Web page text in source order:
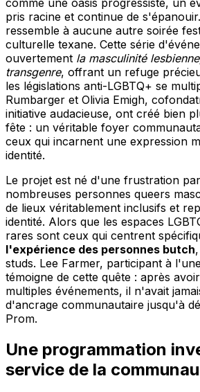
pris racine et continue de
ressemble à aucune autre soirée
culturelle texane. Cette série
ouvertement la masculinité
transgenre, offrant un refuge
les législations anti-LGBTQ+ se
Rumbarger et Olivia Emigh,
initiative audacieuse, ont créé bien
fête : un véritable foyer
ceux qui incarnent une expression
identité.
Le projet est né d'une frustration
nombreuses personnes queers
de lieux véritablement inclusifs et
identité. Alors que les espaces
rares sont ceux qui centrent
l'expérience des personnes butch
studs. Lee Farmer, participant à
témoigne de cette quête : après
multiples événements, il n'avait
d'ancrage communautaire jusqu'à
Prom.
Une programmation
service de la